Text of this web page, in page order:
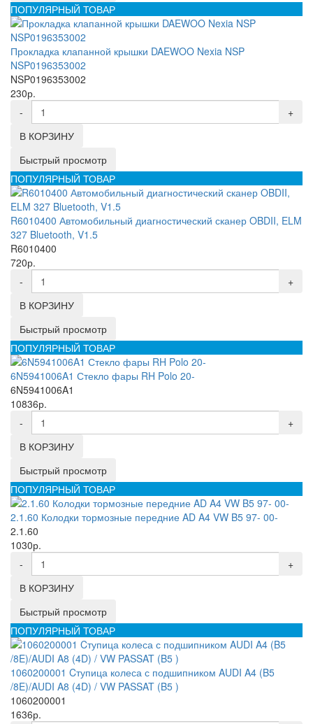
ПОПУЛЯРНЫЙ ТОВАР
Прокладка клапанной крышки DAEWOO Nexia NSP
NSP0196353002
NSP0196353002
230р.
-
+
В КОРЗИНУ
Быстрый просмотр
ПОПУЛЯРНЫЙ ТОВАР
R6010400 Автомобильный диагностический сканер OBDII, ELM
327 Bluetooth, V1.5
R6010400
720р.
-
+
В КОРЗИНУ
Быстрый просмотр
ПОПУЛЯРНЫЙ ТОВАР
6N5941006A1 Стекло фары RH Polo 20-
6N5941006A1
10836р.
-
+
В КОРЗИНУ
Быстрый просмотр
ПОПУЛЯРНЫЙ ТОВАР
2.1.60 Колодки тормозные передние AD A4 VW B5 97- 00-
2.1.60
1030р.
-
+
В КОРЗИНУ
Быстрый просмотр
ПОПУЛЯРНЫЙ ТОВАР
1060200001 Cтупица колеса с подшипником AUDI A4 (B5
/8E)/AUDI A8 (4D) / VW PASSAT (B5 )
1060200001
1636р.